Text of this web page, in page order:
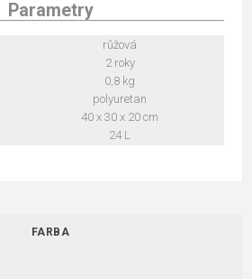
Parametry
růžová
2 roky
0,8 kg
polyuretan
40 x 30 x 20 cm
24 L
FARBA